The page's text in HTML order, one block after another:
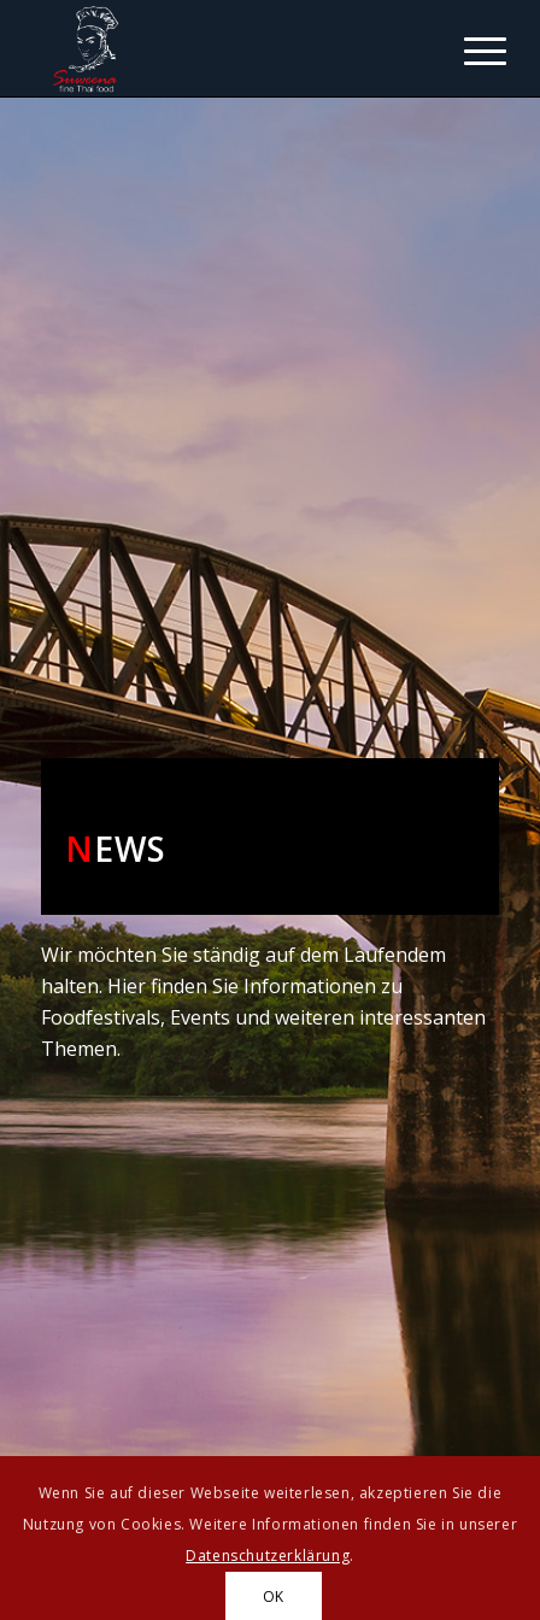
NEWS
Wir möchten Sie ständig auf dem Laufendem
halten. Hier finden Sie Informationen zu
Foodfestivals, Events und weiteren interessanten
Themen.
Wenn Sie auf dieser Webseite weiterlesen, akzeptieren Sie die
Nutzung von Cookies. Weitere Informationen finden Sie in unserer
Datenschutzerklärung.
OK